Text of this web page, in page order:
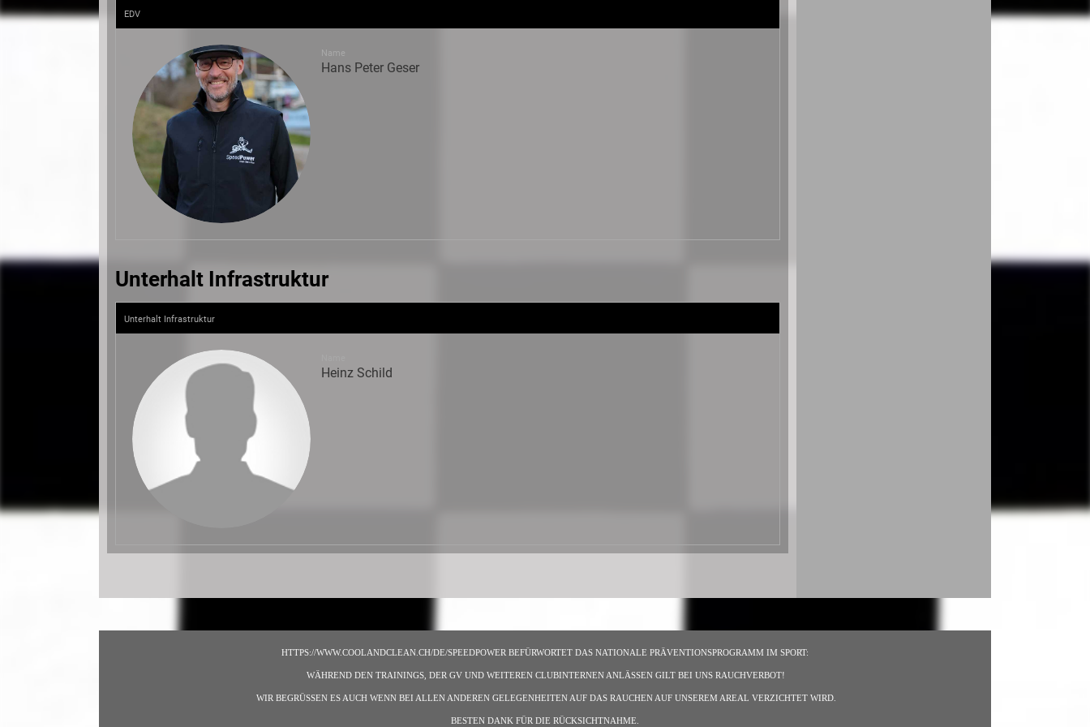
EDV
Name
Hans Peter Geser
Unterhalt Infrastruktur
Unterhalt Infrastruktur
Heinz Schild
HTTPS://WWW.COOLANDCLEAN.CH/DE/SPEEDPOWER BEFÜRWORTET DAS NATIONALE PRÄVENTIONSPROGRAMM IM SPORT:
WÄHREND DEN TRAININGS, DER GV UND WEITEREN CLUBINTERNEN ANLÄSSEN GILT BEI UNS RAUCHVERBOT!
WIR BEGRÜSSEN ES AUCH WENN BEI ALLEN ANDEREN GELEGENHEITEN AUF DAS RAUCHEN AUF UNSEREM AREAL VERZICHTET WIRD.
BESTEN DANK FÜR DIE RÜCKSICHTNAHME.